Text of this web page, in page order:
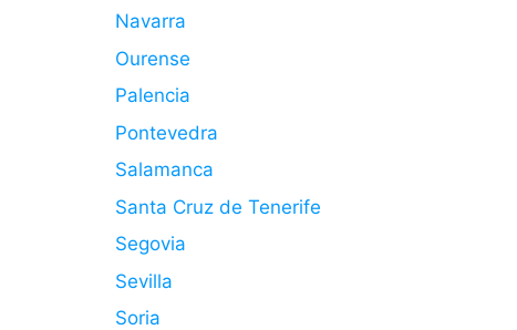
Navarra
Ourense
Palencia
Pontevedra
Salamanca
Santa Cruz de Tenerife
Segovia
Sevilla
Soria